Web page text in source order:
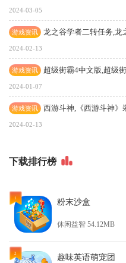
2024-03-05
游戏资讯 龙之谷学者二转任务,龙
2024-02-13
游戏资讯
2024-01-07
游戏资讯
2024-02-13
下载排行榜
1 粉末沙盒
休闲益智 54.12MB
2 趣味英语萌宠团